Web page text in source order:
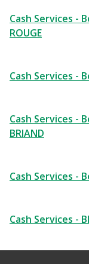
Cash Services -
ROUGE
Cash Services -
Cash Services -
BRIAND
Cash Services -
Cash Services -